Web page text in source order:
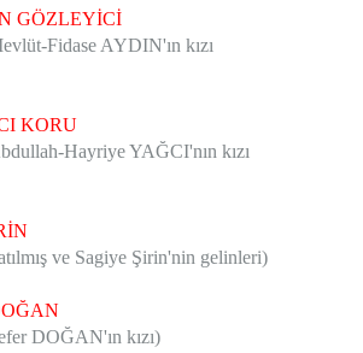
GÖZLEYİCİ
Fidase AYDIN'ın kızı
KORU
Hayriye YAĞCI'nın kızı
ve Sagiye Şirin'nin gelinleri)
DOĞAN'ın kızı)